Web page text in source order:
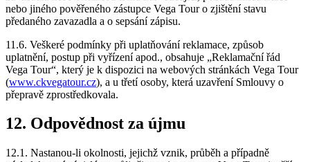
nebo jiného pověřeného zástupce Vega Tour o zjištění stavu
předaného zavazadla a o sepsání zápisu.
11.6. Veškeré podmínky při uplatňování reklamace, způsob
uplatnění, postup při vyřízení apod., obsahuje „Reklamační řád
Vega Tour“, který je k dispozici na webových stránkách Vega Tour
(www.ckvegatour.cz), a u třetí osoby, která uzavření Smlouvy o
přepravě zprostředkovala.
12. Odpovědnost za újmu
12.1. Nastanou-li okolnosti, jejichž vznik, průběh a případně